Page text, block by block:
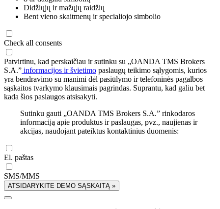
Didžiųjų ir mažųjų raidžių
Bent vieno skaitmenų ir specialiojo simbolio
Check all consents
Patvirtinu, kad perskaičiau ir sutinku su „OANDA TMS Brokers
S.A.” informacijos ir švietimo paslaugų teikimo sąlygomis, kurios
yra bendravimo su manimi dėl pasiūlymo ir telefoninės pagalbos
sąskaitos tvarkymo klausimais pagrindas. Suprantu, kad galiu bet
kada šios paslaugos atsisakyti.
Sutinku gauti „OANDA TMS Brokers S.A.” rinkodaros
informaciją apie produktus ir paslaugas, pvz., naujienas ir
akcijas, naudojant pateiktus kontaktinius duomenis:
El. paštas
SMS/MMS
ATSIDARYKITE DEMO SĄSKAITĄ »